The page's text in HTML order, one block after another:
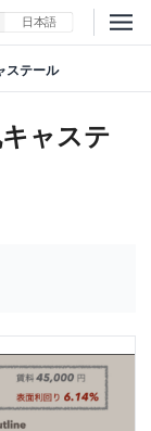
日本語
ステール
ャステ